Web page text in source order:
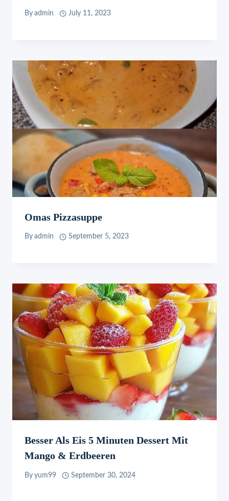
By admin July 11, 2023
Omas Pizzasuppe
By admin September 5, 2023
Besser Als Eis 5 Minuten Dessert Mit
Mango & Erdbeeren
By yum99 September 30, 2024